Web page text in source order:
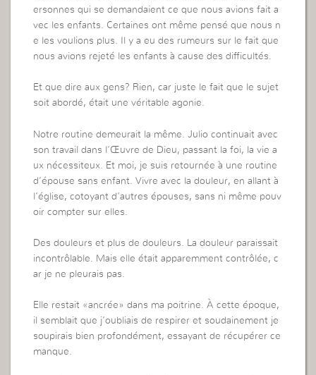
ersonnes qui se demandaient ce que nous avions fait a
vec les enfants. Certaines ont même pensé que nous n
e les voulions plus. Il y a eu des rumeurs sur le fait que
nous avions rejeté les enfants à cause des difficultés.
Et que dire aux gens? Rien, car juste le fait que le sujet
soit abordé, était une véritable agonie.
Notre routine demeurait la même. Julio continuait avec
son travail dans l’Œuvre de Dieu, passant la foi, la vie a
ux nécessiteux. Et moi, je suis retournée à une routine
d’épouse sans enfant. Vivre avec la douleur, en allant à
l’église, cotoyant d’autres épouses, sans ni même pouv
oir compter sur elles.
Des douleurs et plus de douleurs. La douleur paraissait
incontrôlable. Mais elle était apparemment contrôlée, c
ar je ne pleurais pas.
Elle restait «ancrée» dans ma poitrine. À cette époque,
il semblait que j’oubliais de respirer et soudainement je
soupirais bien profondément, essayant de récupérer ce
manque.